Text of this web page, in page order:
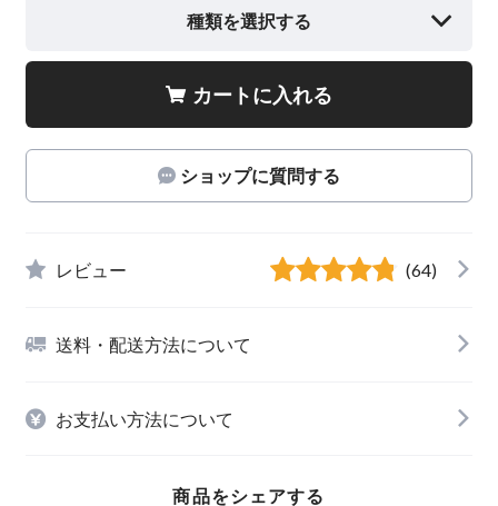
種類を選択する
カートに入れる
ショップに質問する
レビュー (64)
送料・配送方法について
お支払い方法について
商品をシェアする